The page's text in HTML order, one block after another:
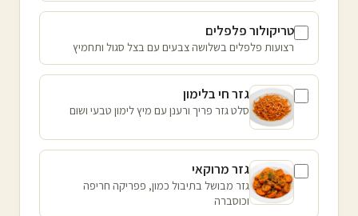
טריקולור פלפלים
רצועות פלפלים בשלושה צבעים עם בצל סגול ותחמיץ
גזר חי בלימון
סלט גזר פריך ורענן עם מיץ לימון טבעי ושום
גזר מרוקאי
גזר מבושל בתיבול כמון, פפריקה חריפה
וכוסברה